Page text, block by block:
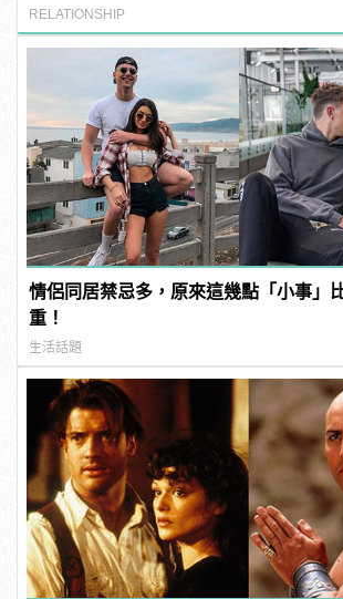
RELATIONSHIP
情侶同居禁忌多，原來這幾點「小事」
重！
生活話題